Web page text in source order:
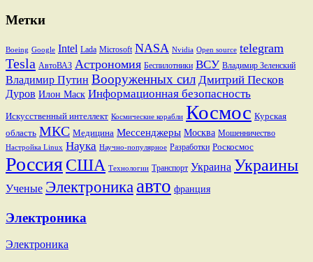
Метки
Boeing Google Intel Lada Microsoft NASA Nvidia Open source telegram
Tesla АвтоВАЗ Астрономия Беспилотники ВСУ Владимир Зеленский
Владимир Путин Вооруженных сил Дмитрий Песков
Дуров Илон Маск Информационная безопасность
Искусственный интеллект Космические корабли Космос Курская
область МКС Медицина Мессенджеры Москва Мошенничество
Настройка Linux Наука Научно-популярное Разработки Роскосмос
РоссияСША Технологии Транспорт Украина Украины
Ученые Электроника авто франция
Электроника
Электроника